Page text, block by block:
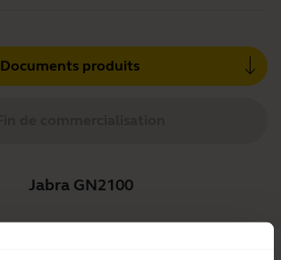
Documents produits
Jabra GN2100